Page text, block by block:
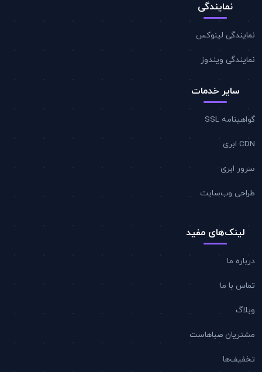
نمایندگی
نمایندگی لینوکس
نمایندگی ویندوز
سایر خدمات
گواهینامه SSL
CDN ابری
سرور ابری
طراحی وب‌سایت
لینک‌های مفید
درباره ما
تماس با ما
وبلاگ
مشتریان صباهاست
تخفیف‌ها